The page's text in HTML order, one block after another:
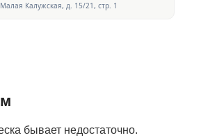
Малая Калужская, д. 15/21, стр. 1
бывает недостаточно.